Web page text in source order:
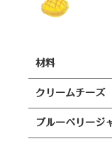
材料
クリームチーズ
ブルーベリージ